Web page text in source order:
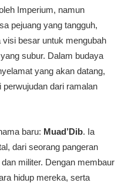
Imperium, namun
pejuang yang tangguh,
besar untuk mengubah
subur. Dalam budaya
yang akan datang,
dari ramalan
baru: Muad’Dib. Ia
dari seorang pangeran
militer. Dengan membaur
hidup mereka, serta